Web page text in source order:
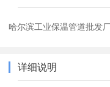
哈尔滨工业保温管道批发
详细说明